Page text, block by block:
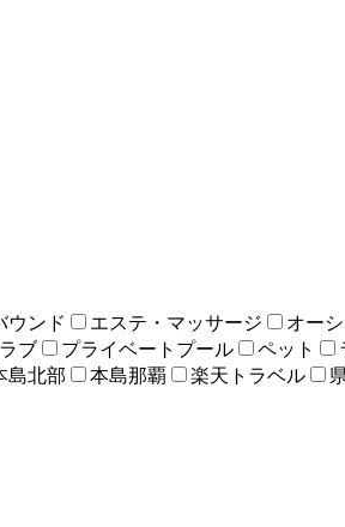
ウンド エステ・マッサージ オー
ブ プライベートプール ペット
島北部 本島那覇 楽天トラベル